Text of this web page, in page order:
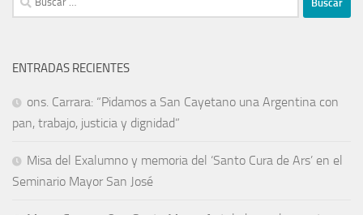
ENTRADAS RECIENTES
ons. Carrara: “Pidamos a San Cayetano una Argentina con
pan, trabajo, justicia y dignidad”
Misa del Exalumno y memoria del ‘Santo Cura de Ars’ en el
Seminario Mayor San José